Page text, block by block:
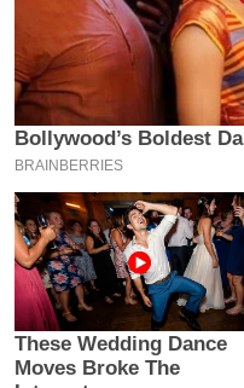
0
2
6
क्रा
म
ई
-
पे
प